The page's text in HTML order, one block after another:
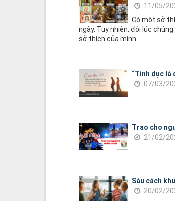
11/05/
Có một sở
ngày. Tuy nhiên, đôi lúc
sở thích của mình.
“Tình dục là
07/03/
Trao cho
21/02/
Sáu cách
20/02/